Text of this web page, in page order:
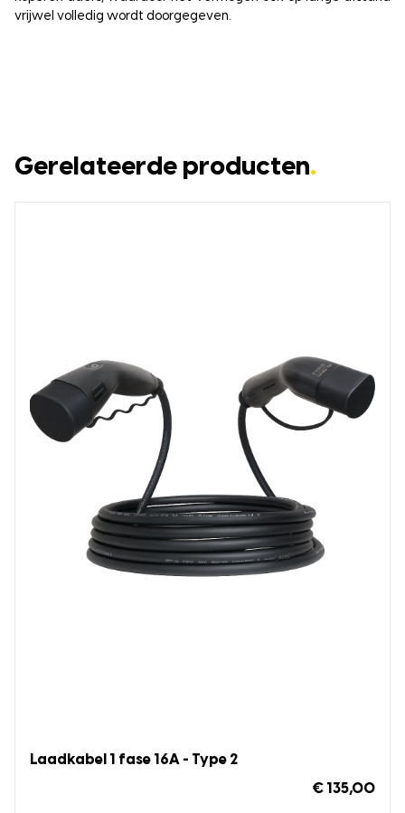
vrijwel volledig wordt doorgegeven.
Gerelateerde producten.
Laadkabel 1 fase 16A - Type 2
€ 135,00